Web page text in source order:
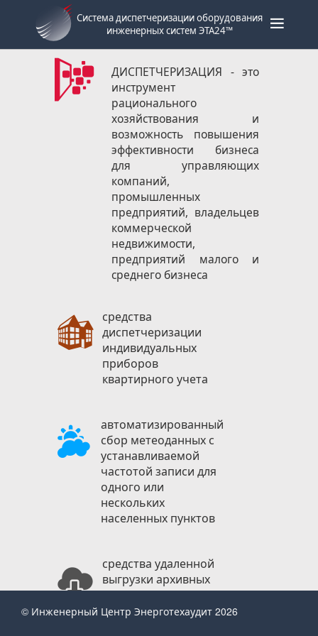
Система диспетчеризации оборудования
инженерных систем ЭТА24™
ДИСПЕТЧЕРИЗАЦИЯ - это
инструмент
рационального
хозяйствования и
возможность повышения
эффективности бизнеса
для управляющих
компаний,
промышленных
предприятий, владельцев
коммерческой
недвижимости,
предприятий малого и
среднего бизнеса
средства
диспетчеризации
индивидуальных
приборов
квартирного учета
автоматизированный
сбор метеоданных с
устанавливаемой
частотой записи для
одного или
нескольких
населенных пунктов
средства удаленной
выгрузки архивных
данных из системы
(Web API) для
© Инженерный Центр Энерготехаудит 2026